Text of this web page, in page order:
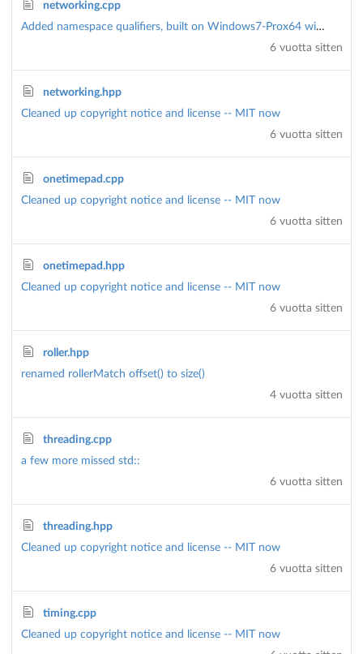
networking.cpp
Added namespace qualifiers, built on Windows7-Prox64 with MinGW (32- and 64-bit).
6 vuotta sitten
networking.hpp
Cleaned up copyright notice and license -- MIT now
6 vuotta sitten
onetimepad.cpp
Cleaned up copyright notice and license -- MIT now
6 vuotta sitten
onetimepad.hpp
Cleaned up copyright notice and license -- MIT now
6 vuotta sitten
roller.hpp
renamed rollerMatch offset() to size()
4 vuotta sitten
threading.cpp
a few more missed std::
6 vuotta sitten
threading.hpp
Cleaned up copyright notice and license -- MIT now
6 vuotta sitten
timing.cpp
Cleaned up copyright notice and license -- MIT now